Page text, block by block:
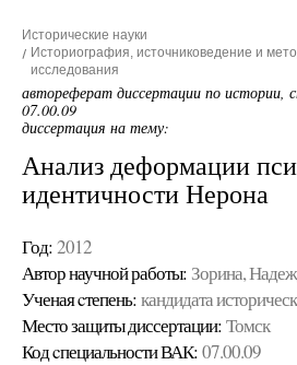
Исторические науки
Историография, источниковедение и
исследования
автореферат диссертации по истории,
07.00.09
диссертация на тему:
Анализ деформации
идентичности Нерона
Год: 2012
Автор научной работы: Зорина,
Ученая cтепень: кандидата
Место защиты диссертации: Томск
Код cпециальности ВАК: 07.00.09